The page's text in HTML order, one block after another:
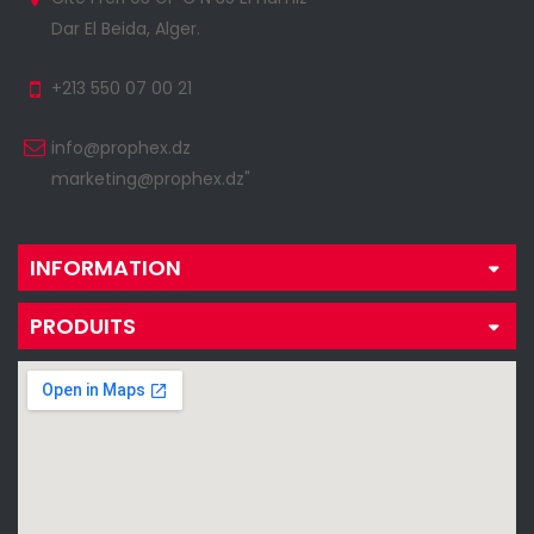
Dar El Beida, Alger.
+213 550 07 00 21
info@prophex.dz
marketing@prophex.dz"
INFORMATION
PRODUITS